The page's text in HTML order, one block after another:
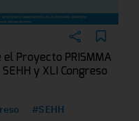
Proyecto PRISMMA
y XLI Congreso
#SEHH